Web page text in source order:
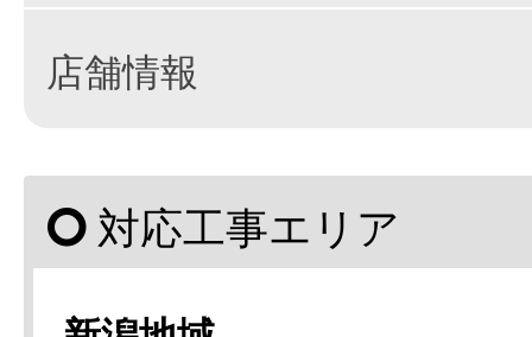
店舗情報
対応工事エリア